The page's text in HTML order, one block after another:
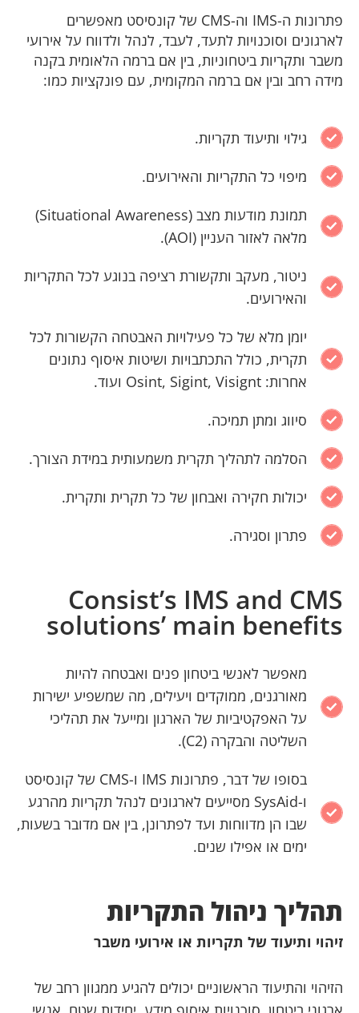
פתרונות ה-IMS וה-CMS של קונסיסט מאפשרים
לארגונים וסוכנויות לתעד, לעבד, לנהל ולדווח על אירועי
משבר ותקריות ביטחוניות, בין אם ברמה הלאומית בקנה
מידה רחב ובין אם ברמה המקומית, עם פונקציות כמו:
גילוי ותיעוד תקריות.
מיפוי כל התקריות והאירועים.
תמונת מודעות מצב (Situational Awareness)
מלאה לאזור העניין (AOI).
ניטור, מעקב ותקשורת רציפה בנוגע לכל התקריות
והאירועים.
יומן מלא של כל פעילויות האבטחה הקשורות לכל
תקרית, כולל התכתבויות ושיטות איסוף נתונים
אחרות: Osint, Sigint, Visignt ועוד.
סיווג ומתן תמיכה.
הסלמה לתהליך תקרית משמעותית במידת הצורך.
יכולות חקירה ואבחון של כל תקרית ותקרית.
פתרון וסגירה.
Consist’s IMS and CMS
solutions’ main benefits
מאפשר לאנשי ביטחון פנים ואבטחה להיות
מאורגנים, ממוקדים ויעילים, מה שמשפיע ישירות
על האפקטיביות של הארגון ומייעל את תהליכי
השליטה והבקרה (C2).
בסופו של דבר, פתרונות IMS ו-CMS של קונסיסט
ו-SysAid מסייעים לארגונים לנהל תקריות מהרגע
שבו הן מדווחות ועד לפתרונן, בין אם מדובר בשעות,
ימים או אפילו שנים.
תהליך ניהול התקריות
זיהוי ותיעוד של תקריות או אירועי משבר
הזיהוי והתיעוד הראשוניים יכולים להגיע ממגוון רחב של